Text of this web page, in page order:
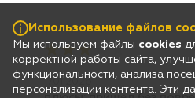
Использование файлов
Мы используем файлы cookies
корректной работы сайта,
функциональности, анализа
персонализации контента. Эти